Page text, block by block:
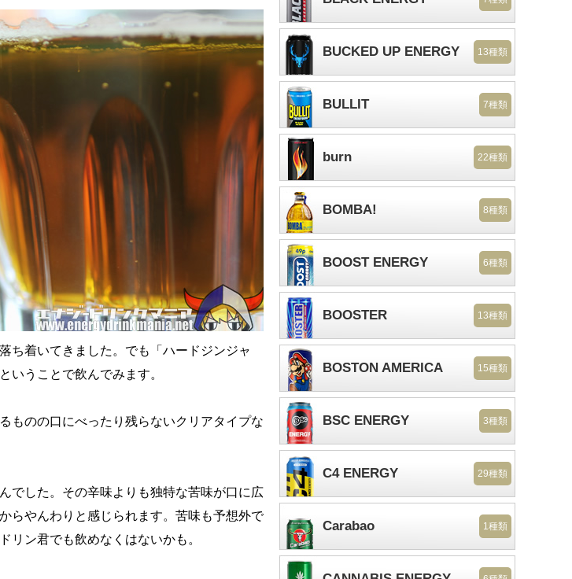
ち着いてきました。でも「ハードジンジャ
いうことで飲んでみます。
ものの口にべったり残らないクリアタイプな
でした。その辛味よりも独特な苦味が口に広
らやんわりと感じられます。苦味も予想外で
リン君でも飲めなくはないかも。
BUCKED UP ENERGY 13種類
BULLIT 7種類
burn 22種類
BOMBA! 8種類
BOOST ENERGY 6種類
BOOSTER 13種類
BOSTON AMERICA 15種類
BSC ENERGY 3種類
C4 ENERGY 29種類
Carabao 1種類